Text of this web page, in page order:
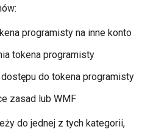
programisty na inne konto
tokena programisty
do tokena programisty
zasad lub WMF
do jednej z tych kategorii,